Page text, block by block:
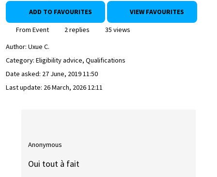
ADD TO FAVOURITES VIEW FAVOURITES
From Event 2 replies
35 views
Author: Uxue C.
Category: Eligibility advice, Qualifications
Date asked: 27 June, 2019 11:50
Last update: 26 March, 2026 12:11
Anonymous
Oui tout à fait